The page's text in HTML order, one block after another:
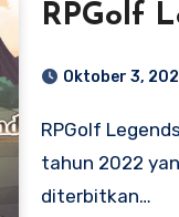
RPGolf
Oktober 3,
RPGolf Legends adalah permainan video permainan peran
tahun 2022
diterbitkan…